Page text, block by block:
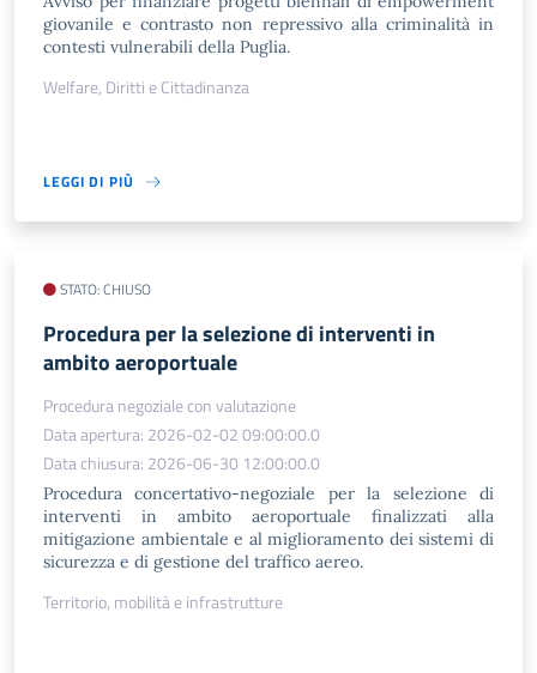
giovanile e contrasto non repressivo alla criminalità in
contesti vulnerabili della Puglia.
Welfare, Diritti e Cittadinanza
LEGGI DI PIÙ
STATO: CHIUSO
Procedura per la selezione di interventi in
ambito aeroportuale
Procedura negoziale con valutazione
Data apertura: 2026-02-02 09:00:00.0
Data chiusura: 2026-06-30 12:00:00.0
Procedura concertativo-negoziale per la selezione di
interventi in ambito aeroportuale finalizzati alla
mitigazione ambientale e al miglioramento dei sistemi di
sicurezza e di gestione del traffico aereo.
Territorio, mobilità e infrastrutture